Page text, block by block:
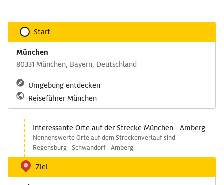
Start
München
80331 München, Bayern, Deutschland
Umgebung entdecken
Reiseführer München
Interessante Orte auf der Strecke München - Amberg
Nennenswerte Orte auf dem Streckenverlauf sind
Regensburg - Schwandorf - Amberg.
Ziel